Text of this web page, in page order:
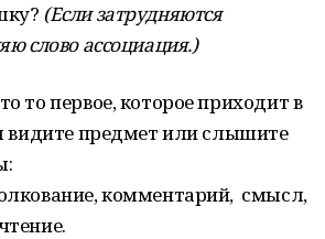
(Если затрудняются
слово ассоциация.)
то первое, которое приходит в
видите предмет или слышите
комментарий, смысл,